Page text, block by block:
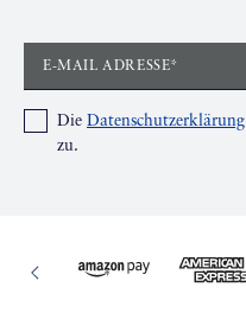
E-MAIL ADRESSE*
Die Datenschutzerklärung
zu.